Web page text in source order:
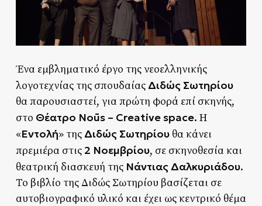
Ένα εμβληματικό έργο της νεοελληνικής
λογοτεχνίας της σπουδαίας Διδώς Σωτηρίου
θα παρουσιαστεί, για πρώτη φορά επί σκηνής,
στο Θέατρο Noūs – Creative space. H
«Εντολή» της Διδώς Σωτηρίουθα κάνει
πρεμιέρα στις 2 Νοεμβρίου, σε σκηνοθεσία και
θεατρική διασκευή της Νάντιας Δαλκυριάδου.
Το βιβλίο της Διδώς Σωτηρίου βασίζεται σε
αυτοβιογραφικό υλικό και έχει ως κεντρικό θέμα